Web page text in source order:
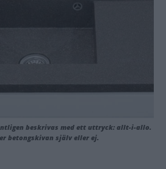
beskrivas med ett uttryck: allt-i-allo.
betongskivan själv eller ej.